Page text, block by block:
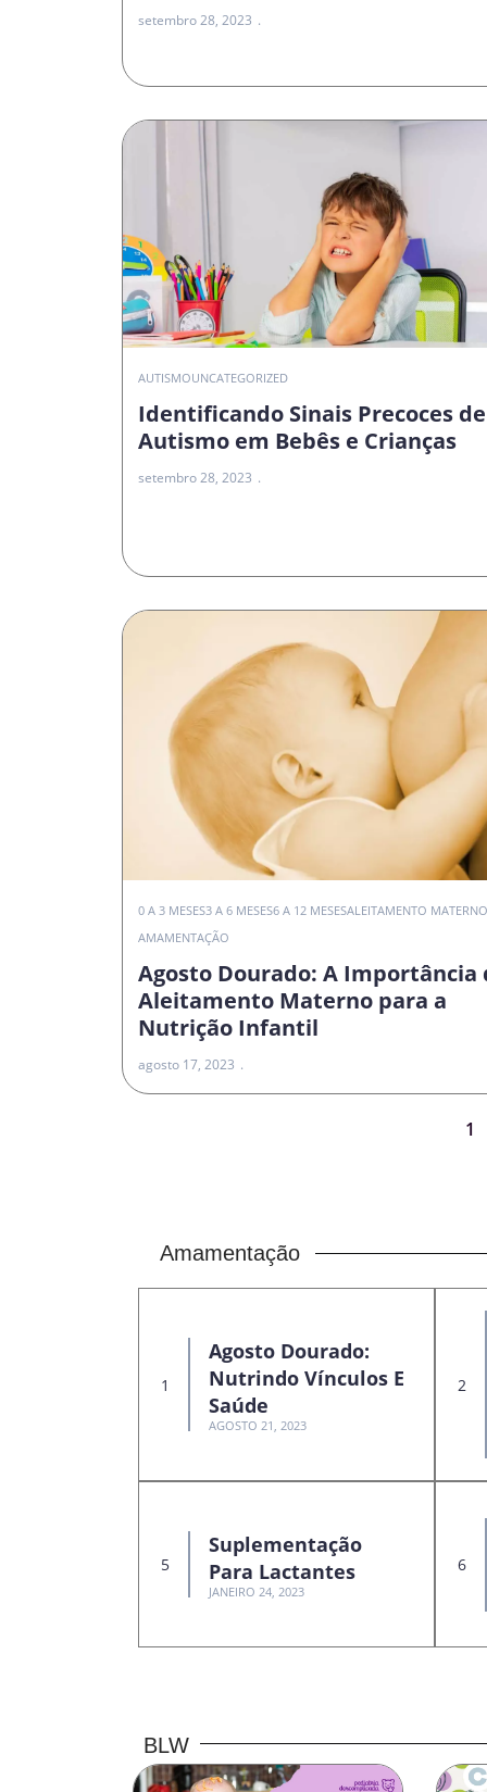
setembro 28, 2023
AUTISMOUNCATEGORIZED
Identificando Sinais Precoces de
Autismo em Bebês e Crianças
setembro 28, 2023
0 A 3 MESES3 A 6 MESES6 A 12 MESESALEITAMENTO MATERNO
AMAMENTAÇÃO
Agosto Dourado: A Importância
Aleitamento Materno para a
Nutrição Infantil
agosto 17, 2023
1
Amamentação
Agosto Dourado:
Nutrindo Vínculos E
Saúde
AGOSTO 21, 2023
Suplementação
Para Lactantes
JANEIRO 24, 2023
BLW